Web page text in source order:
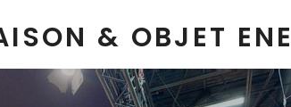
& OBJET